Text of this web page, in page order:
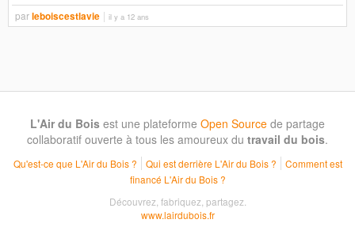
parleboiscestlavie il y a 12 ans
L'Air du Bois est une plateforme Open Source de partage
collaboratif ouverte à tous les amoureux du travail du bois.
Qu'est-ce que L'Air du Bois ? Qui est derrière L'Air du Bois ?
Comment est
financé L'Air du Bois ?
Découvrez, fabriquez, partagez.
www.lairdubois.fr